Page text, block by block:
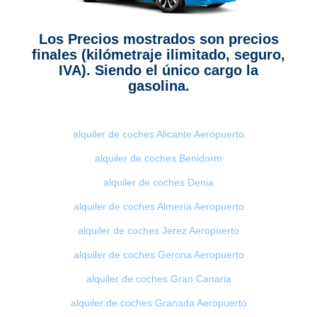
Los Precios mostrados son precios
finales (kilómetraje ilimitado, seguro,
IVA). Siendo el único cargo la
gasolina.
alquiler de coches Alicante Aeropuerto
alquiler de coches Benidorm
alquiler de coches Denia
alquiler de coches Almería Aeropuerto
alquiler de coches Jerez Aeropuerto
alquiler de coches Gerona Aeropuerto
alquiler de coches Gran Canaria
alquiler de coches Granada Aeropuerto